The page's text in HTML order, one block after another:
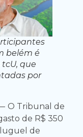
belém é
que
por
O Tribunal de
de R$ 350
de